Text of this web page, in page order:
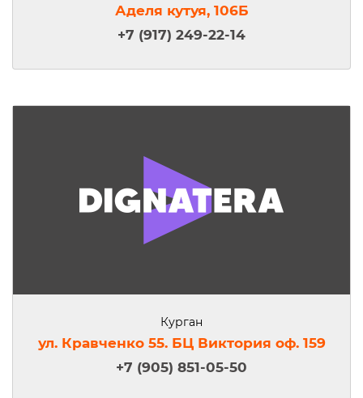
Аделя кутуя, 106Б
+7 (917) 249-22-14
Курган
ул. Кравченко 55. БЦ Виктория оф. 159
+7 (905) 851-05-50